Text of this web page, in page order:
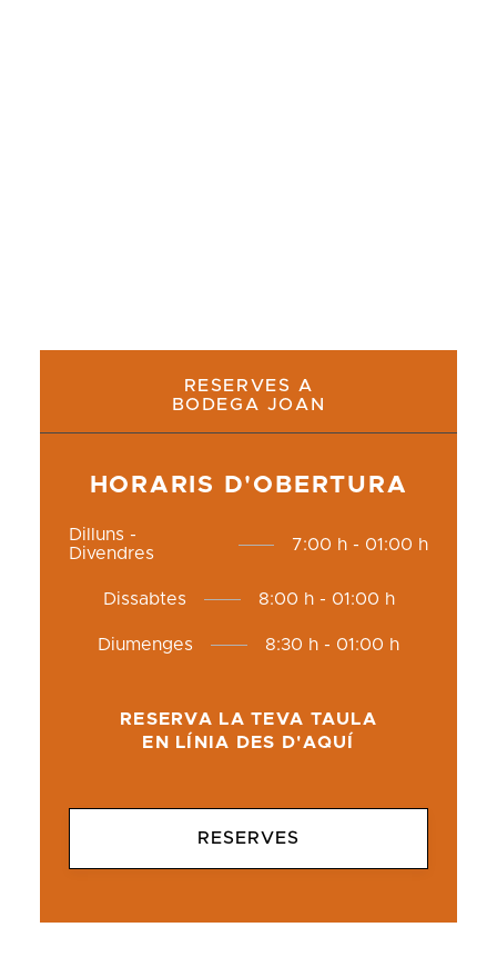
RESERVES A
BODEGA JOAN
HORARIS D'OBERTURA
Dilluns -
Divendres
7:00 h - 01:00 h
Dissabtes 8:00 h - 01:00 h
Diumenges 8:30 h - 01:00 h
RESERVA LA TEVA TAULA
EN LÍNIA DES D'AQUÍ
RESERVES